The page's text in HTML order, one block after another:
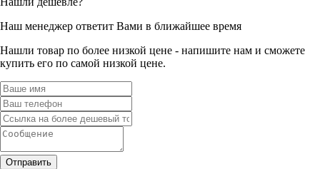
Наш менеджер ответит Вами в ближайшее время
Нашли товар по более низкой цене - напишите нам и сможете
купить его по самой низкой цене.
Отправить